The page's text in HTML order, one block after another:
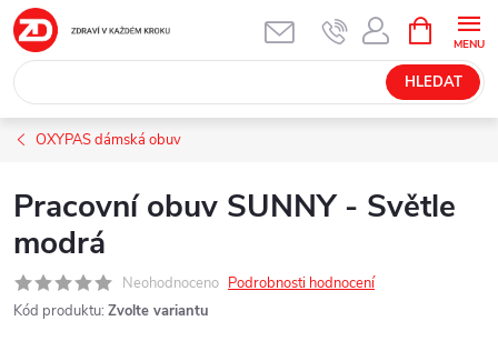
Přejít
na
obsah
HLEDAT
NÁKUPNÍ
KOŠÍK
OXYPAS dámská obuv
Pracovní obuv SUNNY - Světle
modrá
Neohodnoceno Podrobnosti hodnocení
Kód produktu: Zvolte variantu